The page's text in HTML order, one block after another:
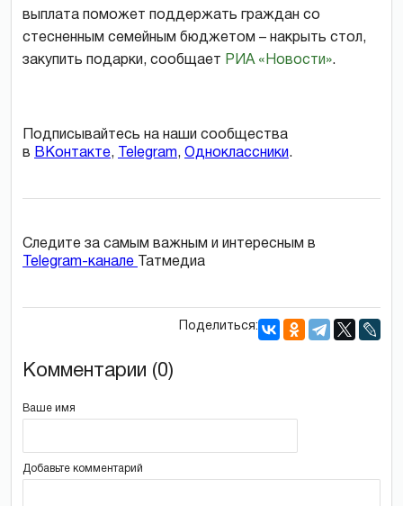
выплата поможет поддержать граждан со
стесненным семейным бюджетом – накрыть стол,
закупить подарки, сообщает РИА «Новости».
Подписывайтесь на наши сообщества
в ВКонтакте, Telegram, Одноклассники.
Следите за самым важным и интересным в
Telegram-канале
Татмедиа
Поделиться:
Комментарии (0)
Ваше имя
Добавьте комментарий